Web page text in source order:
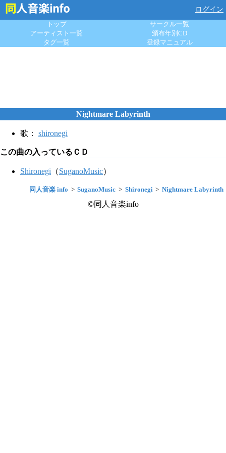
ログイン
トップ
サークル一覧
アーティスト一覧
頒布年別CD
タグ一覧
登録マニュアル
Nightmare Labyrinth
歌： shironegi
この曲の入っているＣＤ
Shironegi （SuganoMusic）
同人音楽 info SuganoMusic Shironegi Nightmare Labyrinth
©同人音楽info